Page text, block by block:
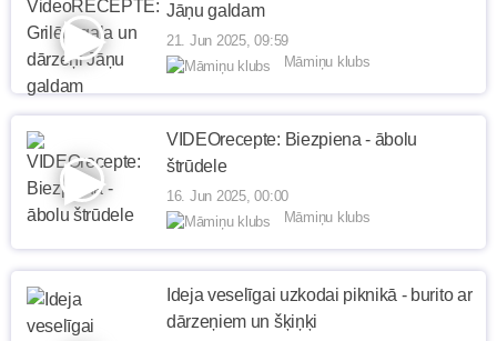
Jāņu galdam
21. Jun 2025, 09:59
Māmiņu klubs
VIDEOrecepte: Biezpiena - ābolu
štrūdele
16. Jun 2025, 00:00
Māmiņu klubs
Ideja veselīgai uzkodai piknikā - burito ar
dārzeņiem un šķiņķi